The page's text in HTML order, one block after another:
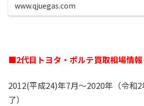
www.qjuegas.com
■2代目トヨタ・ポルテ買取相場情報
2012(平成24)年7月～2020年（令和
了）